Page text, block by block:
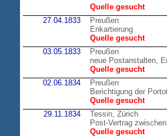
Quelle gesucht
27.04.1833
Preußen
Enkartierung
Quelle gesucht
03.05.1833
Preußen
neue Postanstalten,
Quelle gesucht
02.06.1834
Preußen
Berichtigung der
Quelle gesucht
29.11.1834
Tessin, Zürich
Post-Vertrag
Quelle gesucht